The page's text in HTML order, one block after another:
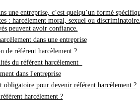
une entreprise, c’est quelqu’un formé
: harcèlement moral, sexuel ou
peuvent avoir confiance.
dans une entreprise
de référent harcèlement ?
du référent harcèlement
dans l'entreprise
obligatoire pour devenir référent harcèlement ?
harcèlement ?